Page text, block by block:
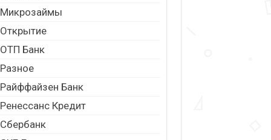
Микрозаймы
Открытие
ОТП Банк
Разное
Райффайзен Банк
Ренессанс Кредит
Сбербанк